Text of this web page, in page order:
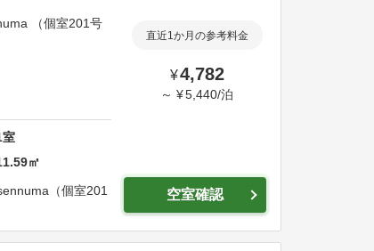
（個室201号
室
㎡
（個室201
直近1か月の参考料金
¥4,782
～ ¥5,440/泊
空室確認